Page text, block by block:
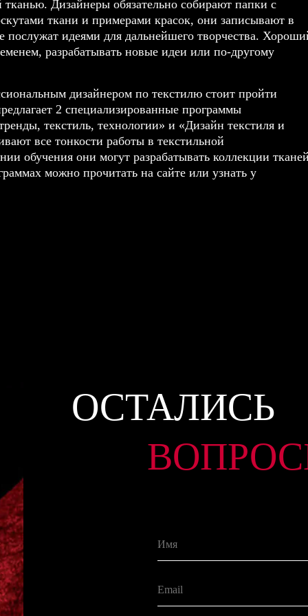
тканью. Дизайнеры обязательно собирают папки с
ткани и примерами красок, они записывают в
послужат идеями для дальнейшего творчества.
разрабатывать новые идеи или по-другому
дизайнером по текстилю стоит пройти
2 специализированные программы
текстиль, технологии» и «Дизайн текстиля и
все тонкости работы в текстильной
обучения они могут разрабатывать коллекции
можно прочитать на сайте или узнать у
ОСТАЛИСЬ